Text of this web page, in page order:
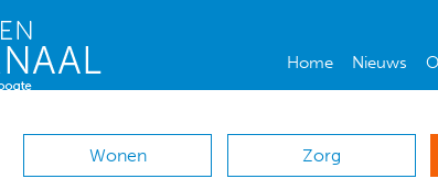
Home Nieuws
Wonen Zorg